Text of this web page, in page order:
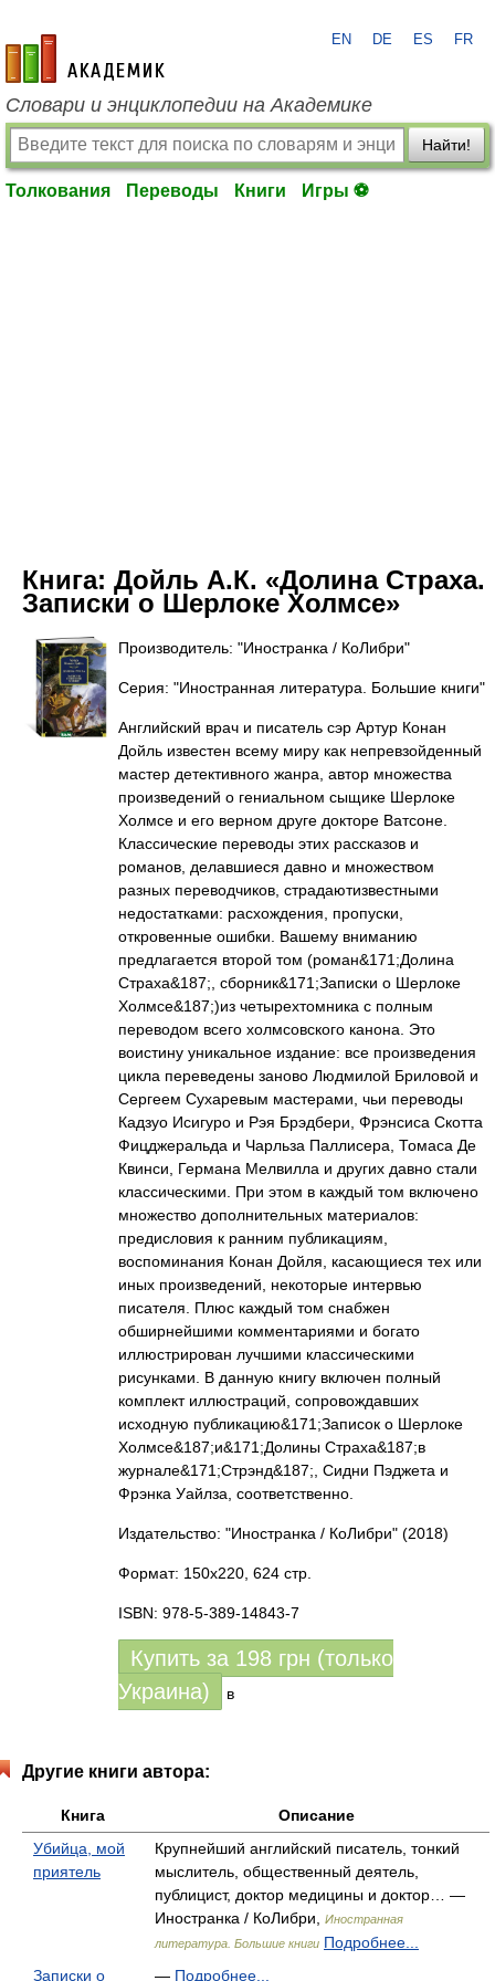
academic.ru
EN DE ES FR
Словари и энциклопедии на Академике
Найти!
Толкования Переводы Книги Игры ⚽
Книга: Дойль А.К. «Долина Страха.
Записки о Шерлоке Холмсе»
Производитель: "Иностранка / КоЛибри"
Серия: "Иностранная литература. Большие книги"
Английский врач и писатель сэр Артур Конан
Дойль известен всему миру как непревзойденный
мастер детективного жанра, автор множества
произведений о гениальном сыщике Шерлоке
Холмсе и его верном друге докторе Ватсоне.
Классические переводы этих рассказов и
романов, делавшиеся давно и множеством
разных переводчиков, страдаютизвестными
недостатками: расхождения, пропуски,
откровенные ошибки. Вашему вниманию
предлагается второй том (роман&171;Долина
Страха&187;, сборник&171;Записки о Шерлоке
Холмсе&187;)из четырехтомника с полным
переводом всего холмсовского канона. Это
воистину уникальное издание: все произведения
цикла переведены заново Людмилой Бриловой и
Сергеем Сухаревым мастерами, чьи переводы
Кадзуо Исигуро и Рэя Брэдбери, Фрэнсиса Скотта
Фицджеральда и Чарльза Паллисера, Томаса Де
Квинси, Германа Мелвилла и других давно стали
классическими. При этом в каждый том включено
множество дополнительных материалов:
предисловия к ранним публикациям,
воспоминания Конан Дойля, касающиеся тех или
иных произведений, некоторые интервью
писателя. Плюс каждый том снабжен
обширнейшими комментариями и богато
иллюстрирован лучшими классическими
рисунками. В данную книгу включен полный
комплект иллюстраций, сопровождавших
исходную публикацию&171;Записок о Шерлоке
Холмсе&187;и&171;Долины Страха&187;в
журнале&171;Стрэнд&187;, Сидни Пэджета и
Фрэнка Уайлза, соответственно.
Издательство: "Иностранка / КоЛибри" (2018)
Формат: 150x220, 624 стр.
ISBN: 978-5-389-14843-7
Купить за 198 грн (только
Украина)
в
Другие книги автора:
Книга
Описание
Убийца, мой
приятель
Крупнейший английский писатель, тонкий
мыслитель, общественный деятель,
публицист, доктор медицины и доктор… —
Иностранка / КоЛибри,
Иностранная
литература. Большие книги Подробнее...
Записки о
— Подробнее...